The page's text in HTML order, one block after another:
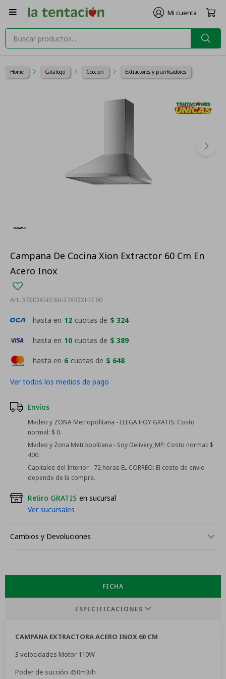

Home Catálogo Cocción Extractores y purificadores
Campana De Cocina Xion Extractor 60 Cm En
Acero Inox
37XIOXI-EC60-37XIOXI-EC60
hasta en 6 cuotas de $ 648
hasta en 12 cuotas de $ 324
hasta en 10 cuotas de $ 389
Ver todos los medios de pago
Envíos
Mvdeo y ZONA Metropolitana - LLEGA HOY GRATIS: Costo
normal: $ 0.
Mvdeo y Zona Metropolitana - Soy Delivery_MP: Costo normal: $
400.
Capitales del Interior - 72 horas EL CORREO: El costo de envío
depende de la compra.
Retiro GRATIS en sucursal
Ver sucursales
Cambios y Devoluciones
FICHA
ESPECIFICACIONES
CAMPANA EXTRACTORA ACERO INOX 60 CM
3 velocidades Motor 110W
Poder de succión 450m3/h